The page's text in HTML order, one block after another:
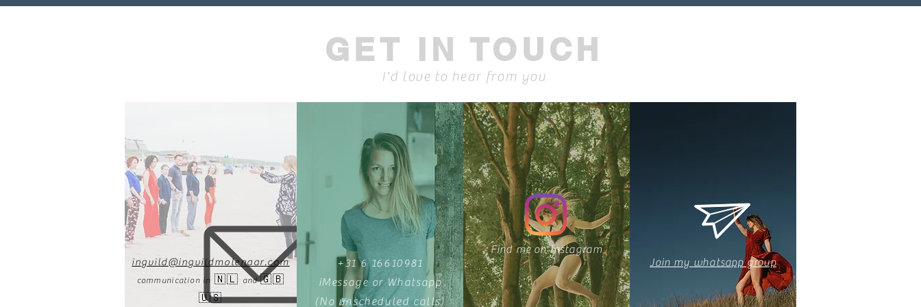
GET IN TOUCH
I'd love to hear from you
ingvild@ingvildmolenaar.com
comm unication in 🇳🇱 and🇬🇧
🇺🇸
+31 6 16610981
iMessage or Whatsapp
(No unscheduled calls)
Find me on Instagram
Join my whatsapp group